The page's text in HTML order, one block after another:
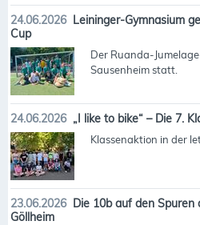
24.06.2026 Leininger-Gymnasium
Cup
Der Ruanda-
Sausenheim statt.
24.06.2026 „I like to bike“ – Die 7.
Klassenaktion in der
23.06.2026 Die 10b auf den
Göllheim